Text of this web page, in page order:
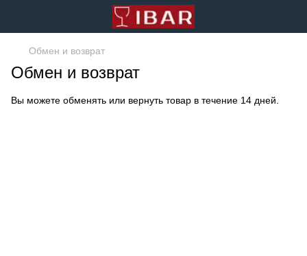
Обмен и возврат
Обмен и возврат
Вы можете обменять или вернуть товар в течение 14 дней.